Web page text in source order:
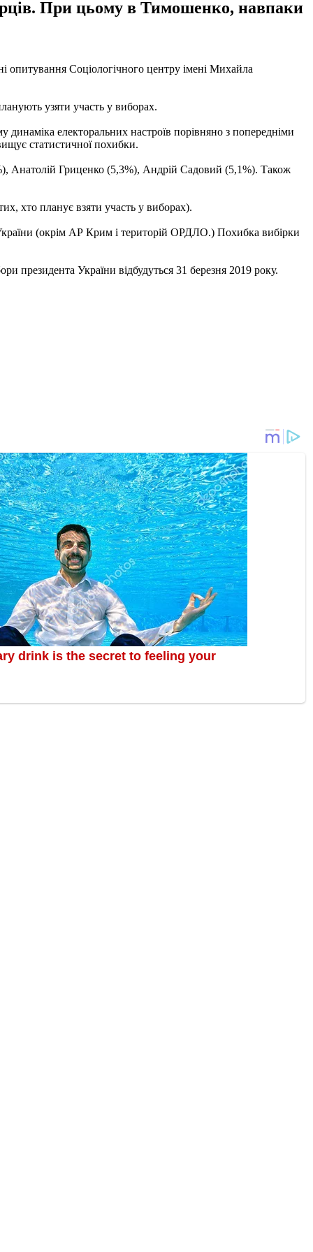
При цьому в Тимошенко, навпаки
опитування Соціологічного центру імені Михайла
узяти участь у виборах.
електоральних настроїв порівняно з попередніми
статистичної похибки.
Анатолій Гриценко (5,3%), Андрій Садовий (5,1%). Також
хто планує взяти участь у виборах).
(окрім АР Крим і територій ОРДЛО.) Похибка вибірки
президента України відбудуться 31 березня 2019 року.